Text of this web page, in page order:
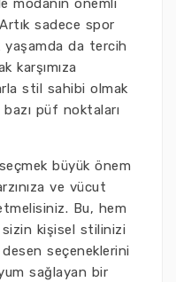
modanın önemli
sadece spor
da tercih
karşımıza
stil sahibi olmak
püf noktaları
büyük önem
ve vücut
Bu, hem
sizin kişisel stilinizi
desen seçeneklerini
sağlayan bir